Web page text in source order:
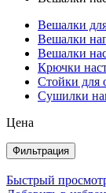
Вешалки
Вешалки
Вешалки
Крючки
Стойки для
Сушилки
Цена
Фильтрация
Быстрый